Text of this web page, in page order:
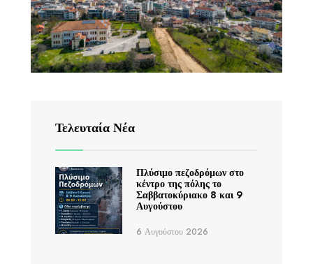
Τελευταία Νέα
Πλύσιμο πεζοδρόμων στο
κέντρο της πόλης το
Σαββατοκύριακο 8 και 9
Αυγούστου
6 Αυγούστου 2026